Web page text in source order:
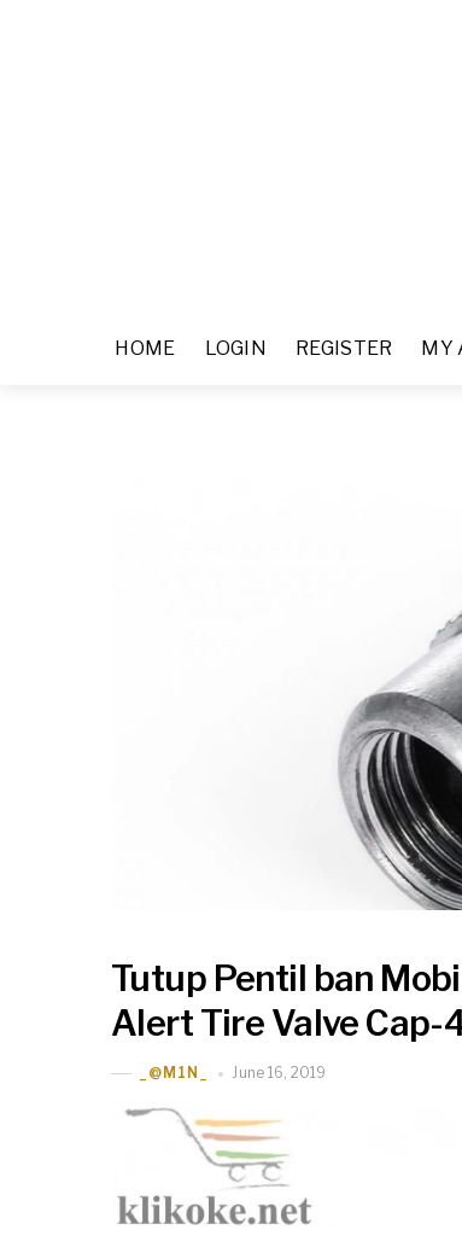
HOME LOGIN REGISTER MY
Tutup Pentil ban
Alert Tire Valve Cap-
_@M1N_ June 16, 2019